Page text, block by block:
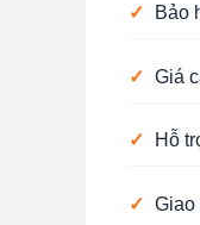
✓ Bảo
✓ Giá
✓ Hỗ
✓ Giao